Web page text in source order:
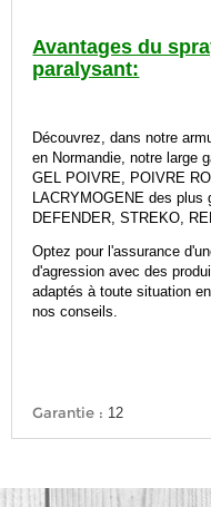
Avantages du
paralysant:
Découvrez, dans notre
en Normandie, notre large
GEL POIVRE, POIVRE
LACRYMOGENE des plus
DEFENDER, STREKO,
Optez pour l'assurance
d'agression avec des
adaptés à toute situation
nos conseils.
Garantie : 12